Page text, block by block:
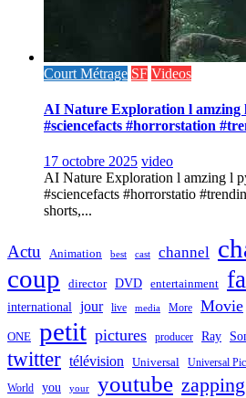
Court Métrage SF Videos
AI Nature Exploration l amzing
#sciencefacts #horrorstation
17 octobre 2025 video
AI Nature Exploration l amzing l
#sciencefacts #horrorstatio
shorts,...
Actu Animation best cast channel
coup director DVD entertainment
international jour live media More Movie
ONE petit pictures producer Ray
twitter télévision Universal Universal
World you your youtube zapping